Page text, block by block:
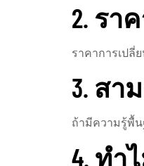
2. รา
ราคาการเปลี่
3. สา
ถ้ามีความรู้พื้น
4. ทำ